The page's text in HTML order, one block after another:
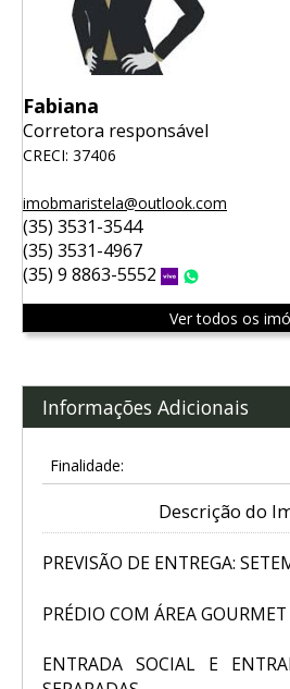
Fabiana
Corretora responsável
CRECI: 37406
imobmaristela@outlook.com
(35) 3531-3544
(35) 3531-4967
(35) 9 8863-5552
Vivo
Ver todos os
Informações Adicionais
Finalidade:
Descrição do
PREVISÃO DE ENTREGA:
PRÉDIO COM ÁREA
ENTRADA SOCIAL E